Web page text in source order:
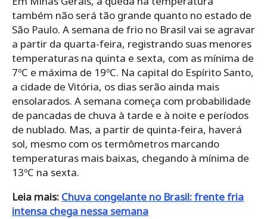
também não será tão grande quanto no estado de
São Paulo. A semana de frio no Brasil vai se agravar
a partir da quarta-feira, registrando suas menores
temperaturas na quinta e sexta, com as mínima de
7ºC e máxima de 19ºC. Na capital do Espírito Santo,
a cidade de Vitória, os dias serão ainda mais
ensolarados. A semana começa com probabilidade
de pancadas de chuva à tarde e à noite e períodos
de nublado. Mas, a partir de quinta-feira, haverá
sol, mesmo com os termômetros marcando
temperaturas mais baixas, chegando à mínima de
13ºC na sexta.
Leia mais: Chuva congelante no Brasil: frente fria
intensa chega nessa semana